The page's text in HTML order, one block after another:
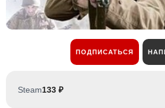
ПОДПИСАТЬСЯ
Steam133 ₽